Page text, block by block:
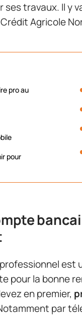
travaux. Il y
Agricole
pro au
pour
est
pour la bonne
en premier,
par